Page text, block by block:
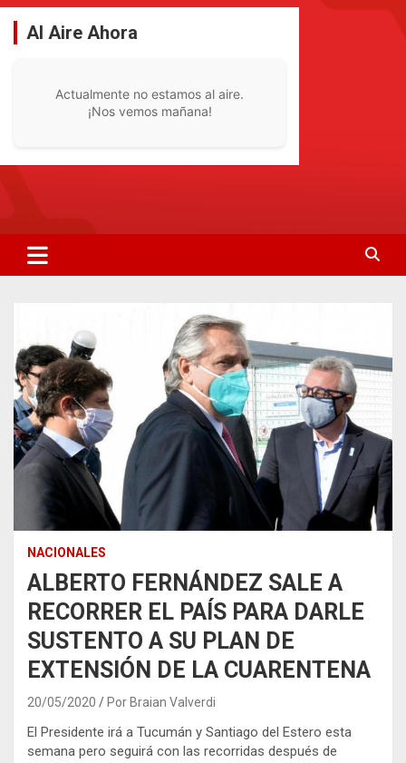
Saltar
contenido
Al Aire Ahora
Actualmente no estamos al aire.
¡Nos vemos mañana!
NACIONALES
ALBERTO FERNÁNDEZ SALE A
RECORRER EL PAÍS PARA DARLE
SUSTENTO A SU PLAN DE
EXTENSIÓN DE LA CUARENTENA
20/05/2020 Por Braian Valverdi
El Presidente irá a Tucumán y Santiago del Estero esta
semana pero seguirá con las recorridas después de